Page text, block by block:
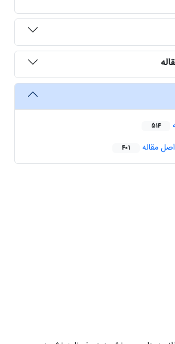
514
مقاله 401